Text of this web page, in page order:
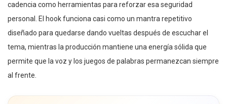
cadencia como herramientas para reforzar esa seguridad
personal. El hook funciona casi como un mantra repetitivo
diseñado para quedarse dando vueltas después de escuchar el
tema, mientras la producción mantiene una energía sólida que
permite que la voz y los juegos de palabras permanezcan siempre
al frente.